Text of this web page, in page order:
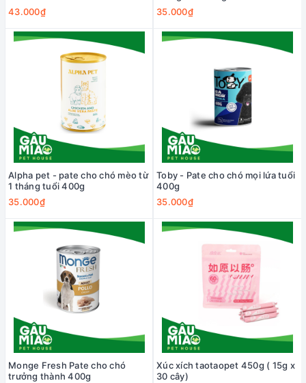
43.000₫
35.000₫
Alpha pet - pate cho chó mèo từ
1 tháng tuổi 400g
35.000₫
Toby - Pate cho chó mọi lứa tuổi
400g
35.000₫
Monge Fresh Pate cho chó
trưởng thành 400g
Xúc xích taotaopet 450g ( 15g x
30 cây)